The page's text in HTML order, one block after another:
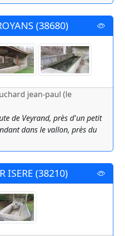
(38680)
jean-paul (le
de Veyrand, près d'un petit
dans le vallon, près du
ISERE (38210)